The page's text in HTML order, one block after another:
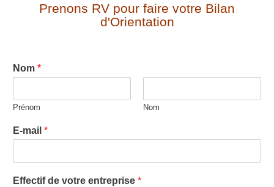
Prenons RV pour faire votre Bilan
d'Orientation
Nom *
Prénom Nom
E-mail *
Effectif de votre entreprise *